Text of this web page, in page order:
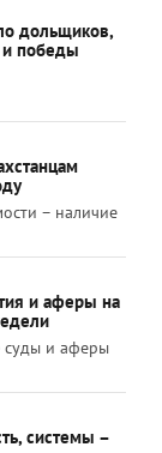
дольщиков,
победы
– наличие
и аферы на
суды и аферы
системы –